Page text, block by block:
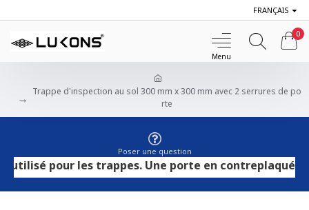
FRANÇAIS
0
Trappe d'inspection au sol 300 mm x 300 mm avec 2 serrures de po
rte
Poser une question
pour les trappes. Une porte en contreplaqué HPL